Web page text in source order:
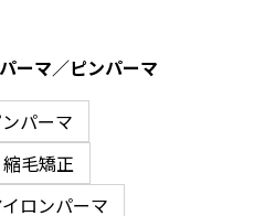
ーマ／ピンパーマ
パーマ
毛矯正
ロンパーマ